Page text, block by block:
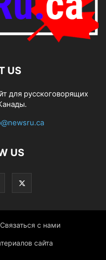
US
для русскоговорящих
US
Связаться с нами
сайта